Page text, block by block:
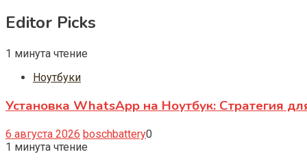
Editor Picks
1 минута чтение
Ноутбуки
Установка WhatsApp на Ноутбук: Стратегия
6 августа 2026 boschbattery0
1 минута чтение